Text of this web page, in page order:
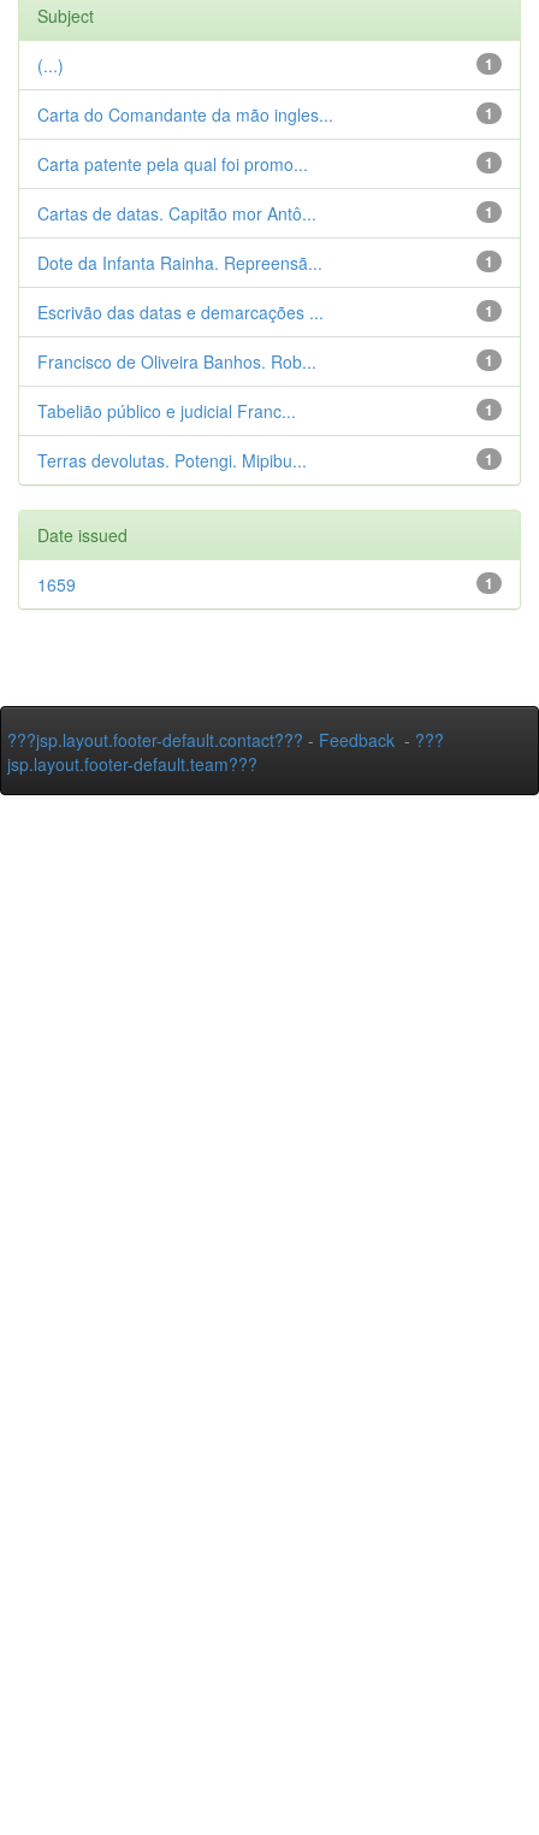
Subject
1
(...)
1
Carta do Comandante da mão ingles...
1
Carta patente pela qual foi promo...
1
Cartas de datas. Capitão mor Antô...
1
Dote da Infanta Rainha. Repreensã...
1
Escrivão das datas e demarcações ...
1
Francisco de Oliveira Banhos. Rob...
1
Tabelião público e judicial Franc...
1
Terras devolutas. Potengi. Mipibu...
Date issued
1
1659
???jsp.layout.footer-default.contact??? - Feedback - ???
jsp.layout.footer-default.team???